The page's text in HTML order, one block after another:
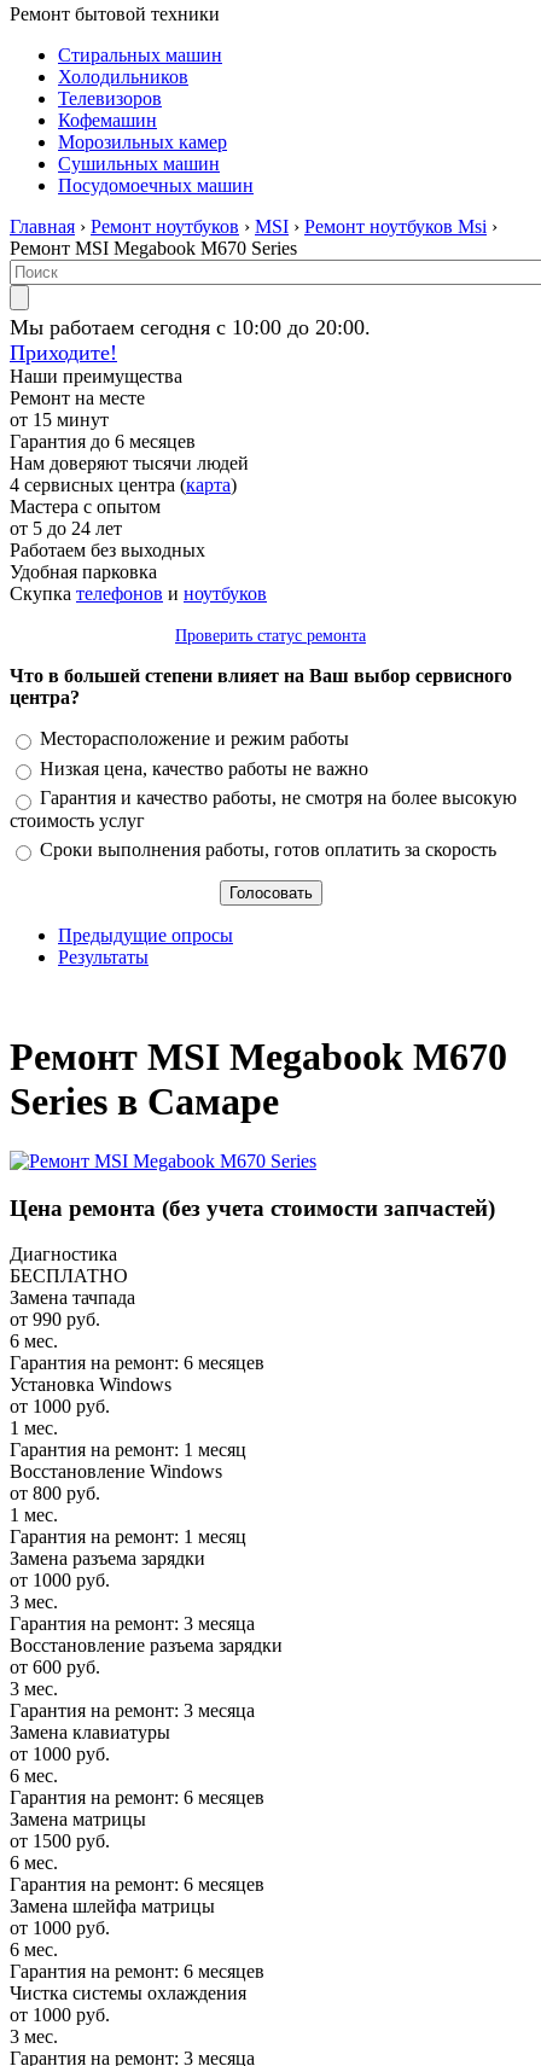
Ремонт бытовой техники
Стиральных машин
Холодильников
Телевизоров
Кофемашин
Морозильных камер
Сушильных машин
Посудомоечных машин
Главная › Ремонт ноутбуков › MSI › Ремонт ноутбуков Msi ›
Ремонт MSI Megabook M670 Series
Мы работаем сегодня с 10:00 до 20:00.
Приходите!
Наши преимущества
Ремонт на месте
от 15 минут
Гарантия до 6 месяцев
Нам доверяют тысячи людей
4 сервисных центра (карта)
Мастера с опытом
от 5 до 24 лет
Работаем без выходных
Удобная парковка
Скупка телефонов и ноутбуков
Проверить статус ремонта
Что в большей степени влияет на Ваш выбор сервисного
центра?
Варианты
Месторасположение и режим работы
Низкая цена, качество работы не важно
Гарантия и качество работы, не смотря на более высокую
стоимость услуг
Сроки выполнения работы, готов оплатить за скорость
Предыдущие опросы
Результаты
Ремонт MSI Megabook M670
Series в Самаре
Цена ремонта (без учета стоимости запчастей)
Диагностика
БЕСПЛАТНО
Замена тачпада
от 990 руб.
6 мес.
Гарантия на ремонт: 6 месяцев
Установка Windows
от 1000 руб.
1 мес.
Гарантия на ремонт: 1 месяц
Восстановление Windows
от 800 руб.
1 мес.
Гарантия на ремонт: 1 месяц
Замена разъема зарядки
от 1000 руб.
3 мес.
Гарантия на ремонт: 3 месяца
Восстановление разъема зарядки
от 600 руб.
3 мес.
Гарантия на ремонт: 3 месяца
Замена клавиатуры
от 1000 руб.
6 мес.
Гарантия на ремонт: 6 месяцев
Замена матрицы
от 1500 руб.
6 мес.
Гарантия на ремонт: 6 месяцев
Замена шлейфа матрицы
от 1000 руб.
6 мес.
Гарантия на ремонт: 6 месяцев
Чистка системы охлаждения
от 1000 руб.
3 мес.
Гарантия на ремонт: 3 месяца